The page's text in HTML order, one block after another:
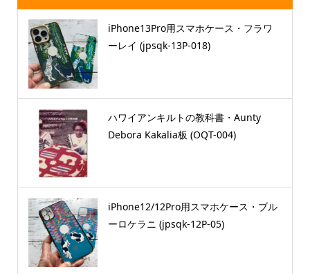
iPhone13Pro用スマホケース・フラワ
ーレイ (jpsqk-13P-018)
ハワイアンキルトの教科書・Aunty
Debora Kakalia板 (OQT-004)
iPhone12/12Pro用スマホケース・ブル
ーロケラニ (jpsqk-12P-05)